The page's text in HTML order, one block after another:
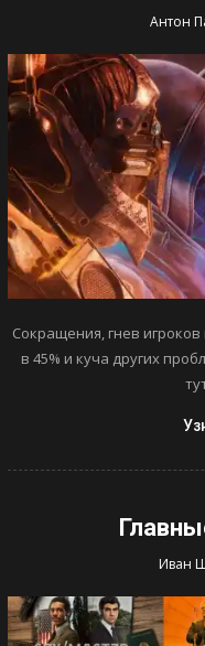
Антон
Сокращения, гнев
в 45% и куча других
Иван